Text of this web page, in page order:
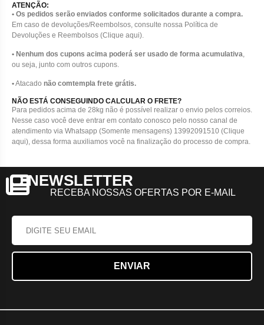
ATENÇÃO:
• Os pedidos serão enviados conforme solicitados durante a compra.
Em caso de devoluções/Reembolsos, consulte nossa Política de
Devoluções e Reembolsos (Clique aqui).
• Nenhum dos cupons acima poderá ser usado de forma acumulativa,
ou seja, junto com outros cupons.
•Atacado não comtempla frete grátis.
NÃO ESTÁ CONSEGUINDO CALCULAR O FRETE?
Para pedidos acima de 28kg não é possível realizar o envio pelos correios.
Nesse caso você deve entrar em contato conosco pelo nosso canal de
atendimento via Whatsapp (Somente mensagens) 13992091510 (Clique
aqui), dessa forma auxiliamos você na finalização do processo de compra.
NEWSLETTER
RECEBA NOSSAS OFERTAS POR E-MAIL